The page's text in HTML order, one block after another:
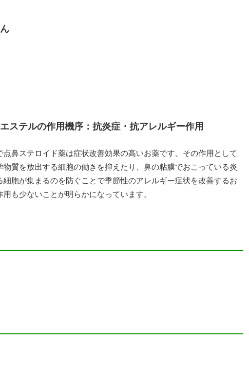
ステルの作用機序：抗炎症・抗アレルギー作用
鼻ステロイド薬は症状改善効果の高いお薬です。その作用として
質を放出する細胞の働きを抑えたり、鼻の粘膜でおこっている炎
胞が集まるのを防ぐことで季節性のアレルギー症状を改善するお
も少ないことが明らかになっています。